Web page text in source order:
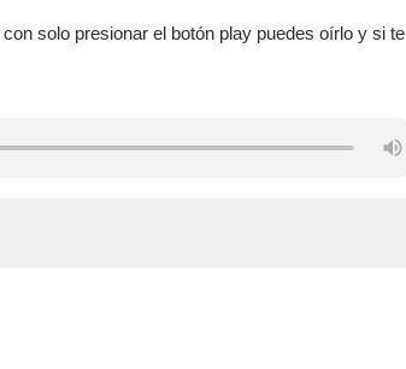
con solo presionar el botón play puedes oírlo y si te